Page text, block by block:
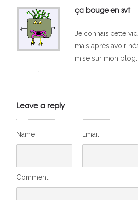
ça bouge en svt
Je connais cette
mais après avoir
mise sur mon blog.
Leave a reply
Name Email
Comment